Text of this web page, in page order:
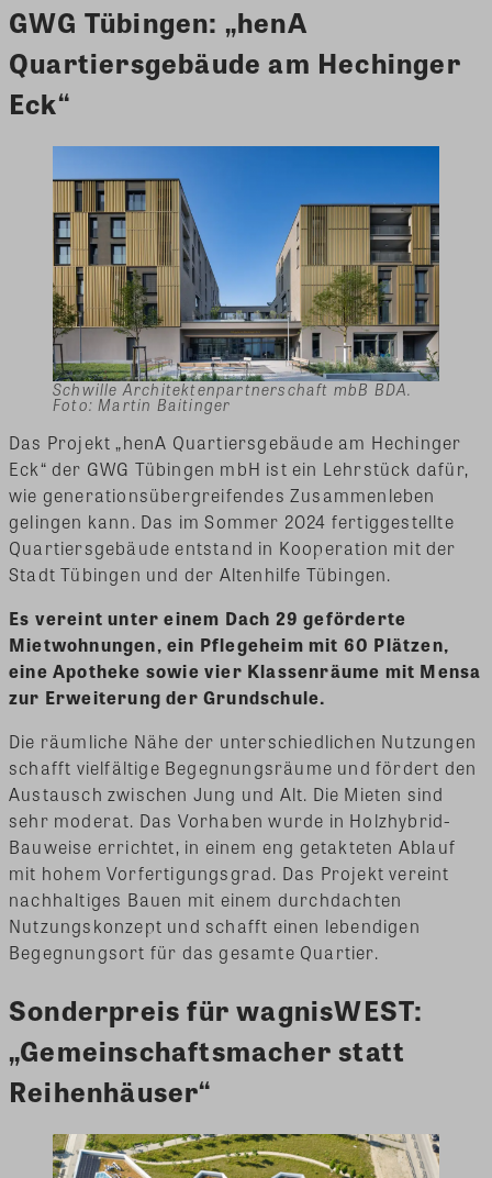
GWG Tübingen: „henA
Quartiersgebäude am Hechinger
Eck“
Schwille Architektenpartnerschaft mbB BDA.
Foto: Martin Baitinger
Das Projekt „henA Quartiersgebäude am Hechinger
Eck“ der GWG Tübingen mbH ist ein Lehrstück dafür,
wie generationsübergreifendes Zusammenleben
gelingen kann. Das im Sommer 2024 fertiggestellte
Quartiersgebäude entstand in Kooperation mit der
Stadt Tübingen und der Altenhilfe Tübingen.
Es vereint unter einem Dach 29 geförderte
Mietwohnungen, ein Pflegeheim mit 60 Plätzen,
eine Apotheke sowie vier Klassenräume mit Mensa
zur Erweiterung der Grundschule.
Die räumliche Nähe der unterschiedlichen Nutzungen
schafft vielfältige Begegnungsräume und fördert den
Austausch zwischen Jung und Alt. Die Mieten sind
sehr moderat. Das Vorhaben wurde in Holzhybrid-
Bauweise errichtet, in einem eng getakteten Ablauf
mit hohem Vorfertigungsgrad. Das Projekt vereint
nachhaltiges Bauen mit einem durchdachten
Nutzungskonzept und schafft einen lebendigen
Begegnungsort für das gesamte Quartier.
Sonderpreis für wagnisWEST:
„Gemeinschaftsmacher statt
Reihenhäuser“